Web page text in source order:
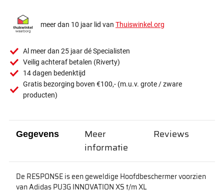
meer dan 10 jaar lid van Thuiswinkel.org
Al meer dan 25 jaar dé Specialisten
Veilig achteraf betalen (Riverty)
14 dagen bedenktijd
Gratis bezorging boven €100,- (m.u.v. grote / zware
producten)
Gegevens
De RESPONSE is een geweldige Hoofdbeschermer voorzien
van Adidas PU3G INNOVATION XS t/m XL
Meer
informatie
Reviews